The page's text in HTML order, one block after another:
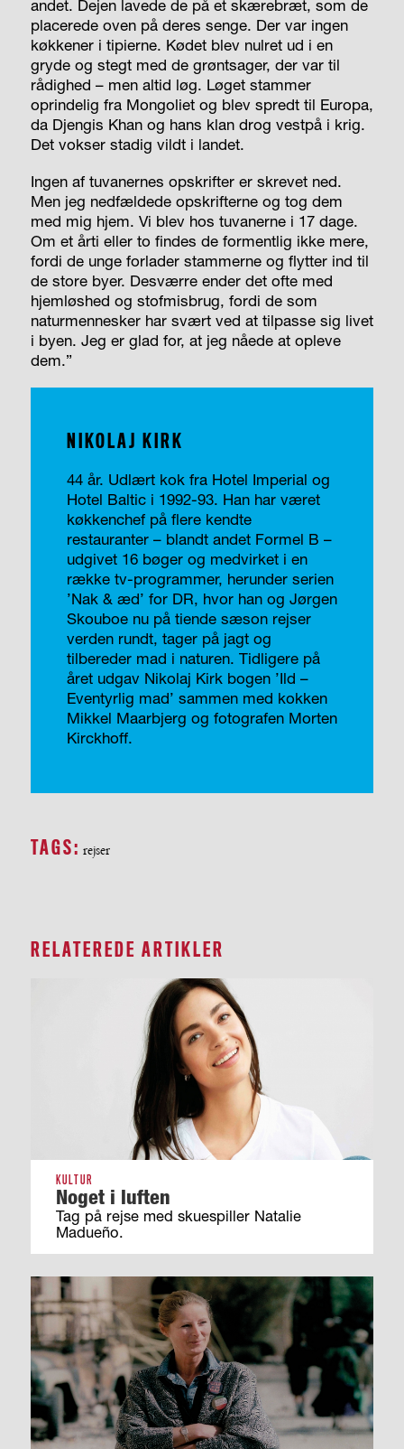
andet. Dejen lavede de på et skærebræt, som de
placerede oven på deres senge. Der var ingen
køkkener i tipierne. Kødet blev nulret ud i en
gryde og stegt med de grøntsager, der var til
rådighed – men altid løg. Løget stammer
oprindelig fra Mongoliet og blev spredt til Europa,
da Djengis Khan og hans klan drog vestpå i krig.
Det vokser stadig vildt i landet.
Ingen af tuvanernes opskrifter er skrevet ned.
Men jeg nedfældede opskrifterne og tog dem
med mig hjem. Vi blev hos tuvanerne i 17 dage.
Om et årti eller to findes de formentlig ikke mere,
fordi de unge forlader stammerne og flytter ind til
de store byer. Desværre ender det ofte med
hjemløshed og stofmisbrug, fordi de som
naturmennesker har svært ved at tilpasse sig livet
i byen. Jeg er glad for, at jeg nåede at opleve
dem.”
NIKOLAJ KIRK
44 år. Udlært kok fra Hotel Imperial og
Hotel Baltic i 1992-93. Han har været
køkkenchef på flere kendte
restauranter – blandt andet Formel B –
udgivet 16 bøger og medvirket i en
række tv-programmer, herunder serien
’Nak & æd’ for DR, hvor han og Jørgen
Skouboe nu på tiende sæson rejser
verden rundt, tager på jagt og
tilbereder mad i naturen. Tidligere på
året udgav Nikolaj Kirk bogen ’Ild –
Eventyrlig mad’ sammen med kokken
Mikkel Maarbjerg og fotografen Morten
Kirckhoff.
TAGS: rejser
RELATEREDE ARTIKLER
KULTUR
Noget i luften
Tag på rejse med skuespiller Natalie
Madueño.